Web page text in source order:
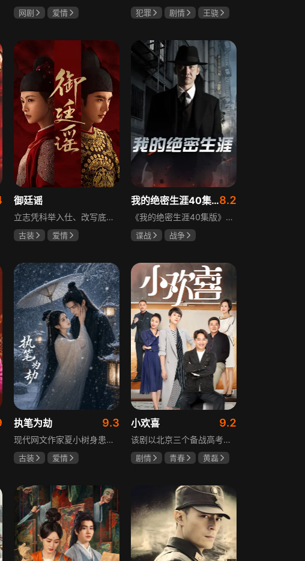
网剧
爱情
犯罪 剧情
王骁
御廷谣
立志凭科举入仕、改写底层命运的孤女孟廷辉因意外结识微服私访的少年新帝英寡，二人联手铲除沙州官匪，英寡赏识其胆识智谋，暗中助力她赴京赶考。孟廷辉入京后遭科举舞弊构陷，凭智勇自证清白，被英寡破格任命为察闻院主事，清查虎啸帮、晚香阁等黑恶势力，逐步牵出血月会复国阴谋与朝堂权斗。二人从君臣知己渐生情愫，历经身世谜团、朝堂阻力与边境战乱，最终平定叛乱、整肃朝纲，携手共护江山万民。
古装
爱情
我的绝密生涯40集版8.2
《我的绝密生涯40集版》以1931年东北为背景，苏联特使引发暗杀行动，商人关郁达卷入被重伤失踪，妻子谭梓君带家人在新京安顿。八年后关郁达打入日本特务机关为我党提供情报，与谭梓君相遇却因身份不能相认，谭梓君心中充满怀疑。
谍战
战争
执笔为劫 9.3
现代网文作家夏小树身患绝症，临终前未能完成最后一部长篇小说，带着遗憾离世，却意外穿越进自己笔下的世界，成为书中的明月公主。夏小树步步为营，一次次改写危机。当夏小树耗尽预知，失去剧本掌控，她和萧景琰的命运急转直下。萧景琰被逼另娶他人，两人被迫私奔，却在曙光初现时遭遇追兵——夏小树中箭身亡，萧景琰抱着她痛不欲生。十年后，登基为帝的萧景琰在上元灯会上，遇见一个提着兔子灯的姑娘，与当年的明月一模一样……
古装
爱情
小欢喜 9.2
该剧以北京三个备战高考的家庭为核心，讲述童文洁与方一凡、宋倩与乔英子、季胜利与季杨杨这几组亲子，在升学压力下，围绕成绩、陪伴、沟通等问题产生的矛盾与磨合，展现了中年家长与青春期孩子共同成长的温馨故事。
剧情 青春
黄磊